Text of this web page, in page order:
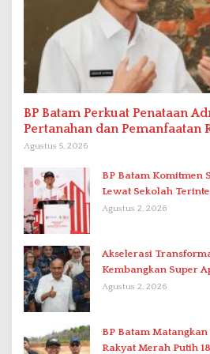
BP Batam Perkuat Penataan
Pertanahan dan Pemanfaatan
Agustus 5, 2026
BP Batam Komitmen
Lewat Sekolah
Agustus 2, 2026
Akselerasi
Kembangkan Super
Terpadu
Agustus 2, 2026
BP Batam
Rakyat Merah Putih